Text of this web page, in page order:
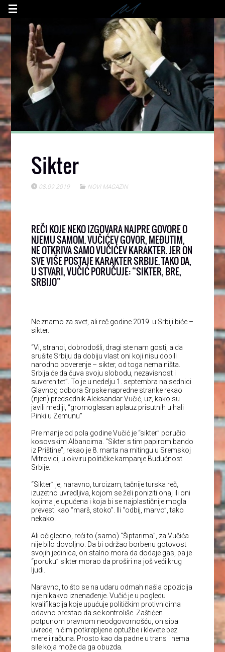
Sikter
08.09.2019 NOVI MAGAZIN
REČI KOJE NEKO IZGOVARA NAJPRE GOVORE O
NJEMU SAMOM. VUČIĆEV GOVOR, MEĐUTIM,
NE OTKRIVA SAMO VUČIĆEV KARAKTER. JER ON
SVE VIŠE POSTAJE KARAKTER SRBIJE. TAKO DA,
U STVARI, VUČIĆ PORUČUJE: “SIKTER, BRE,
SRBIJO”
Ne znamo za svet, ali reč godine 2019. u Srbiji biće –
sikter.
“Vi, stranci, dobrodošli, dragi ste nam gosti, a da
srušite Srbiju da dobiju vlast oni koji nisu dobili
narodno poverenje – sikter, od toga nema ništa.
Srbija će da čuva svoju slobodu, nezavisnost i
suverenitet”. To je u nedelju 1. septembra na sednici
Glavnog odbora Srpske napredne stranke rekao
(njen) predsednik Aleksandar Vučić, uz, kako su
javili mediji, “gromoglasan aplauz prisutnih u hali
Pinki u Zemunu”
Pre manje od pola godine Vučić je “sikter” poručio
kosovskim Albancima. “Sikter s tim papirom bando
iz Prištine”, rekao je 8. marta na mitingu u Sremskoj
Mitrovici, u okviru političke kampanje Budućnost
Srbije.
“Sikter” je, naravno, turcizam, tačnije turska reč,
izuzetno uvredljiva, kojom se želi poniziti onaj ili oni
kojima je upućena i koja bi se najplastičnije mogla
prevesti kao “marš, stoko”. Ili “odbij, marvo”, tako
nekako.
Ali očigledno, reći to (samo) “Šiptarima”, za Vučića
nije bilo dovoljno. Da bi održao borbenu gotovost
svojih jedinica, on stalno mora da dodaje gas, pa je
“poruku” sikter morao da proširi na još veći krug
ljudi.
Naravno, to što se na udaru odmah našla opozicija
nije nikakvo iznenađenje. Vučić je u pogledu
kvalifikacija koje upućuje političkim protivnicima
odavno prestao da se kontroliše. Zaštićen
potpunom pravnom neodgovornošću, on sipa
uvrede, ničim potkrepljene optužbe i klevete bez
mere i računa. Prosto kao da padne u trans i nema
sile koja može da ga obuzda.